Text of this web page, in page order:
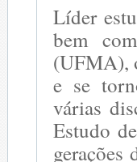
Líder
bem
(UFMA),
e se
várias
Estudo
gerações